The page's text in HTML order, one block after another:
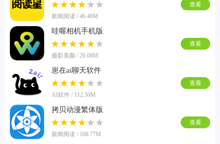
新闻阅读 / 46.48M
查看
哇喔相机手机版
摄影美颜 / 26.08M
查看
崽在ai聊天软件
AI软件 / 112.50M
查看
拷贝动漫繁体版
新闻阅读 / 108.77M
查看